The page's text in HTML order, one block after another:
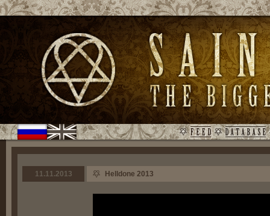
11.11.2013 Helldone 2013